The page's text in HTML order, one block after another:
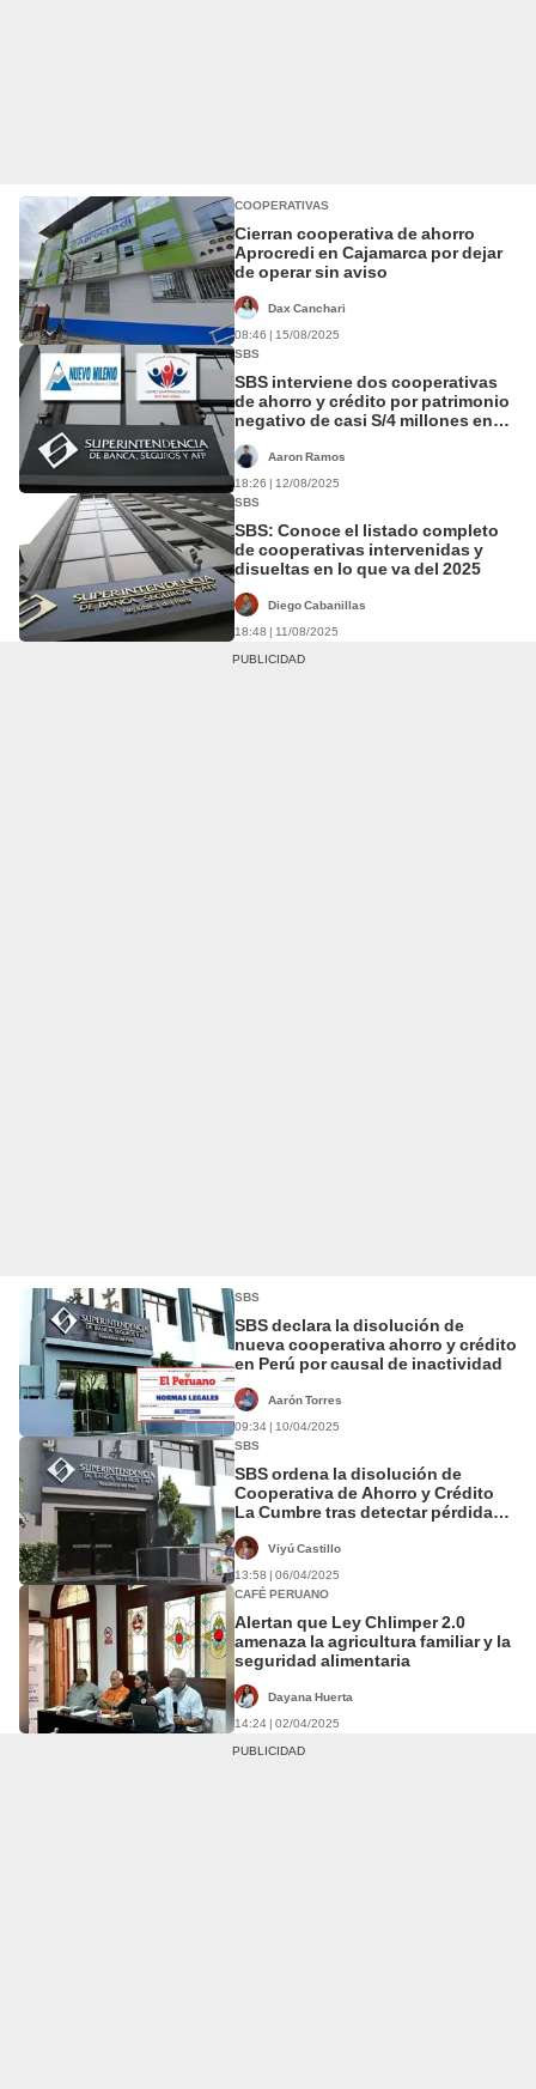
COOPERATIVAS
Cierran cooperativa de ahorro
Aprocredi en Cajamarca por dejar
de operar sin aviso
Dax Canchari
08:46 | 15/08/2025
SBS
SBS interviene dos cooperativas
de ahorro y crédito por patrimonio
negativo de casi S/4 millones en
Aaron Ramos
18:26 | 12/08/2025
SBS
SBS: Conoce el listado completo
de cooperativas intervenidas y
disueltas en lo que va del 2025
Diego Cabanillas
18:48 | 11/08/2025
SBS
SBS declara la disolución de
nueva cooperativa ahorro y crédito
en Perú por causal de inactividad
Aarón Torres
09:34 | 10/04/2025
SBS
SBS ordena la disolución de
Cooperativa de Ahorro y Crédito
La Cumbre tras detectar pérdida
cooperativa
Viyú Castillo
13:58 | 06/04/2025
CAFÉ PERUANO
Alertan que Ley Chlimper 2.0
amenaza la agricultura familiar y la
seguridad alimentaria
Dayana Huerta
14:24 | 02/04/2025